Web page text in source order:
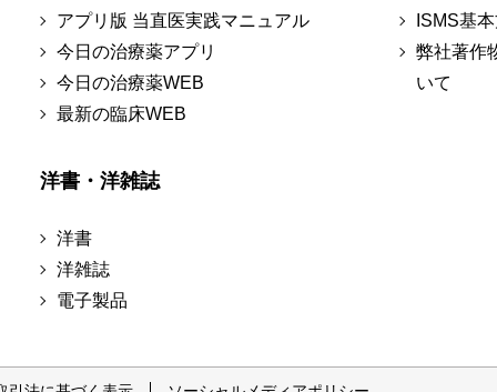
アプリ版 当直医実践マニュアル
今日の治療薬アプリ
今日の治療薬WEB
最新の臨床WEB
洋書・洋雑誌
洋書
洋雑誌
電子製品
ISMS基
弊社著作
いて